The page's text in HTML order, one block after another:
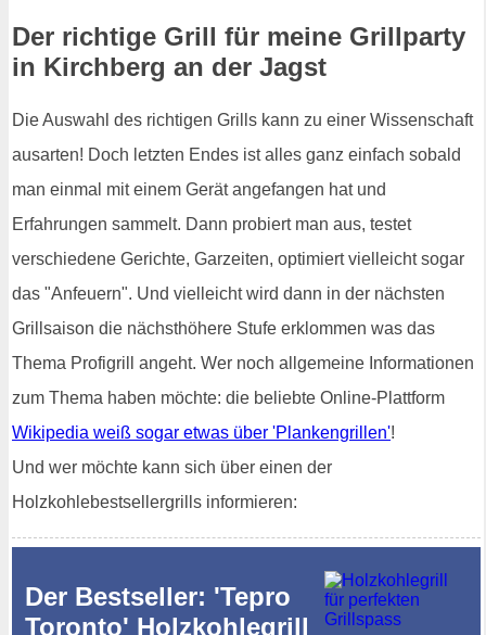
Der richtige Grill für meine Grillparty
in Kirchberg an der Jagst
Die Auswahl des richtigen Grills kann zu einer Wissenschaft
ausarten! Doch letzten Endes ist alles ganz einfach sobald
man einmal mit einem Gerät angefangen hat und
Erfahrungen sammelt. Dann probiert man aus, testet
verschiedene Gerichte, Garzeiten, optimiert vielleicht sogar
das "Anfeuern". Und vielleicht wird dann in der nächsten
Grillsaison die nächsthöhere Stufe erklommen was das
Thema Profigrill angeht. Wer noch allgemeine Informationen
zum Thema haben möchte: die beliebte Online-Plattform
Wikipedia weiß sogar etwas über 'Plankengrillen'!
Und wer möchte kann sich über einen der
Holzkohlebestsellergrills informieren:
Der Bestseller: 'Tepro
Toronto' Holzkohlegrill